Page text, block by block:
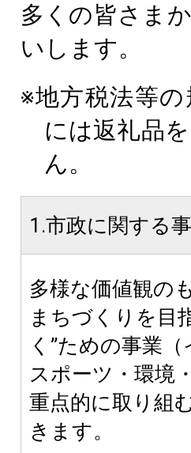
多くの皆さま
いします。
※地方税法等
には返礼品
ん。
1.市政に関する
多様な価値観の
まちづくりを目
く”ための事業
スポーツ・環境
重点的に取り組
きます。